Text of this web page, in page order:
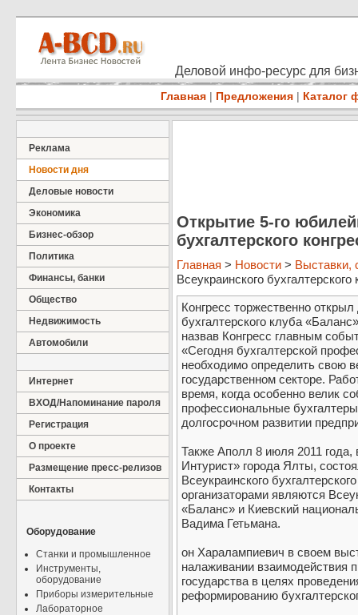
Деловой инфо-ресурс для
Главная | Предложения | Каталог
Реклама
Новости дня
Деловые новости
Экономика
Бизнес-обзор
Политика
Финансы, банки
Общество
Недвижимость
Автомобили
Интернет
ВХОД/Напоминание пароля
Регистрация
О проекте
Размещение пресс-релизов
Контакты
Оборудование
Станки и промышленное
Инструменты,
оборудование
Приборы измерительные
Лабораторное
Открытие 5-го
бухгалтерского
Главная > Новости > Выставки,
Всеукраинского бухгалтерского
Конгресс торжественно
бухгалтерского клуба
назвав Конгресс главным
«Сегодня бухгалтерской
необходимо определить свою
государственном секторе.
время, когда особенно велик
профессиональные
долгосрочном развитии
Также Аполл 8 июля 2011 года,
Интурист» города Ялты,
Всеукраинского
организаторами являются
«Баланс» и Киевский
Вадима Гетьмана.
он Харалампиевич в своем
налаживании взаимодействия
государства в целях
реформированию